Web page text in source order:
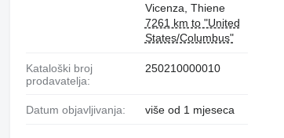
Vicenza, Thiene
7261 km to "United
States/Columbus"
Kataloški broj
prodavatelja:
250210000010
Datum objavljivanja: više od 1 mjeseca